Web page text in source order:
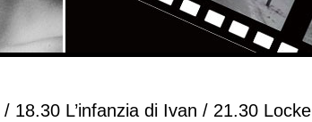
18.30 L’infanzia di Ivan / 21.30 Locke